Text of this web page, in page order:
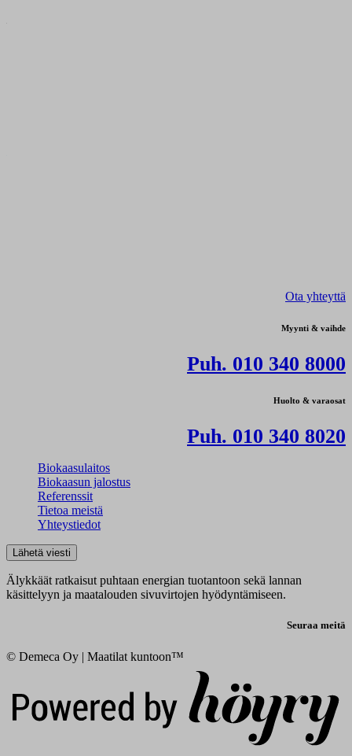
Ota yhteyttä
Myynti & vaihde
Puh. 010 340 8000
Huolto & varaosat
Puh. 010 340 8020
Biokaasulaitos
Biokaasun jalostus
Referenssit
Tietoa meistä
Yhteystiedot
Lähetä viesti
Älykkäät ratkaisut puhtaan energian tuotantoon sekä lannan
käsittelyyn ja maatalouden sivuvirtojen hyödyntämiseen.
Seuraa meitä
© Demeca Oy | Maatilat kuntoon™